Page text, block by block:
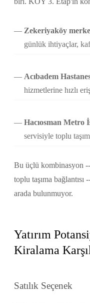
Zekeriyaköy
günlük ihtiyaçlar,
Acıbadem
hizmetlerine hızlı
Hacıosman Metro
servisiyle toplu
Bu üçlü kombinasyon --
toplu taşıma
arada bulunmuyor.
Yatırım
Kiralama
Satılık Seçenek